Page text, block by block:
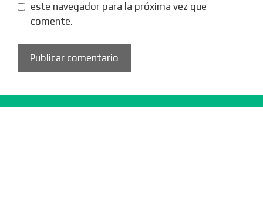
este navegador para la próxima vez que
comente.